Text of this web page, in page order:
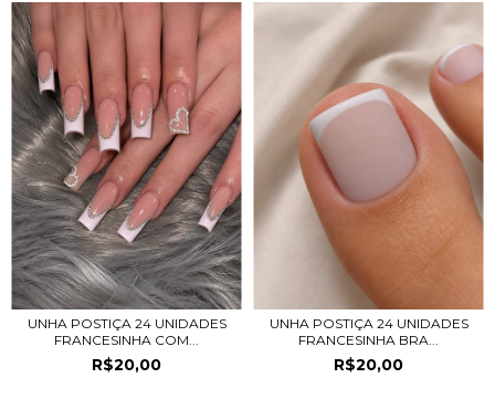
UNHA POSTIÇA 24 UNIDADES
FRANCESINHA COM...
R$20,00
UNHA POSTIÇA 24 UNIDADES
FRANCESINHA BRA...
R$20,00